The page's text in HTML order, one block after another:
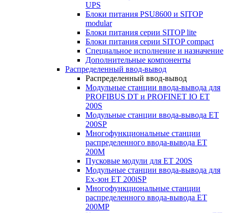
UPS
Блоки питания PSU8600 и SITOP
modular
Блоки питания серии SITOP lite
Блоки питания серии SITOP compact
Специальное исполнение и назначение
Дополнительные компоненты
Распределенный ввод-вывод
Распределенный ввод-вывод
Модульные станции ввода-вывода для
PROFIBUS DT и PROFINET IO ET
200S
Модульные станции ввода-вывода ET
200SP
Многофункциональные станции
распределенного ввода-вывода ET
200M
Пусковые модули для ET 200S
Модульные станции ввода-вывода для
Ex-зон ET 200iSP
Многофункциональные станции
распределенного ввода-вывода ET
200MP